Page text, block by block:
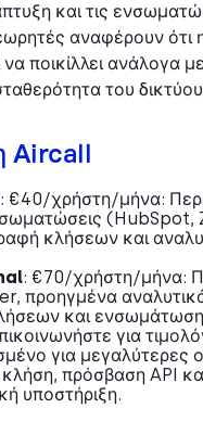
και τις
αναφέρουν ότι
ποικίλλει ανάλογα
του
Aircall
: €40/χρήστη/μήνα:
(HubSpot,
κλήσεων και
: €70/χρήστη/μήνα:
προηγμένα αναλυτικά
και
για
για μεγαλύτερες
πρόσβαση API
υποστήριξη.